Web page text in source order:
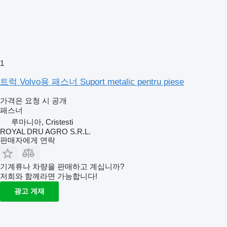
1
트럭 Volvo용 패스너 Suport metalic pentru piese
가격은 요청 시 공개
패스너
루마니아, Cristesti
ROYAL DRU AGRO S.R.L.
판매자에게 연락
기계류나 차량을 판매하고 계십니까?
저희와 함께라면 가능합니다!
광고 게재